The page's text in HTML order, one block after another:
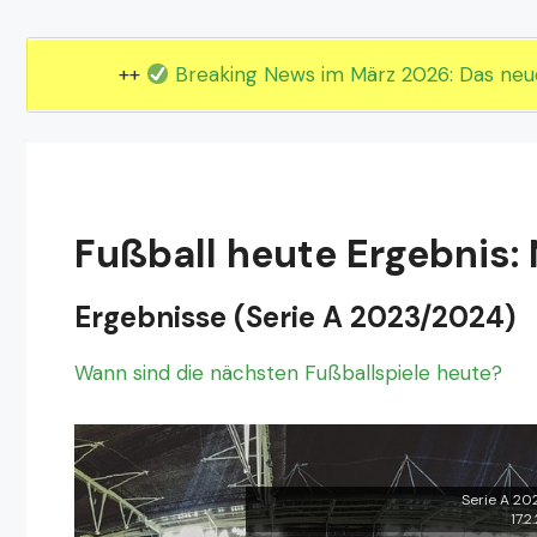
++ Breaking News im März 2026: Das
Fußball heute Ergebnis:
Ergebnisse (Serie A 2023/2024)
Wann sind die nächsten Fußballspiele heute?
Serie A